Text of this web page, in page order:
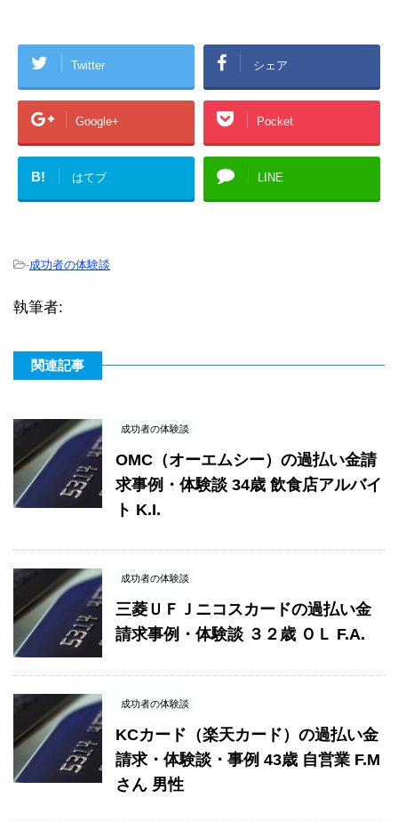
Twitter シェア
Google+ Pocket
B! はてブ LINE
-成功者の体験談
執筆者:
関連記事
成功者の体験談
OMC（オーエムシー）の過払い金請
求事例・体験談 34歳 飲食店アルバイ
ト K.I.
成功者の体験談
三菱ＵＦＪニコスカードの過払い金
請求事例・体験談 ３２歳 ＯＬ F.A.
成功者の体験談
KCカード（楽天カード）の過払い金
請求・体験談・事例 43歳 自営業 F.M
さん 男性